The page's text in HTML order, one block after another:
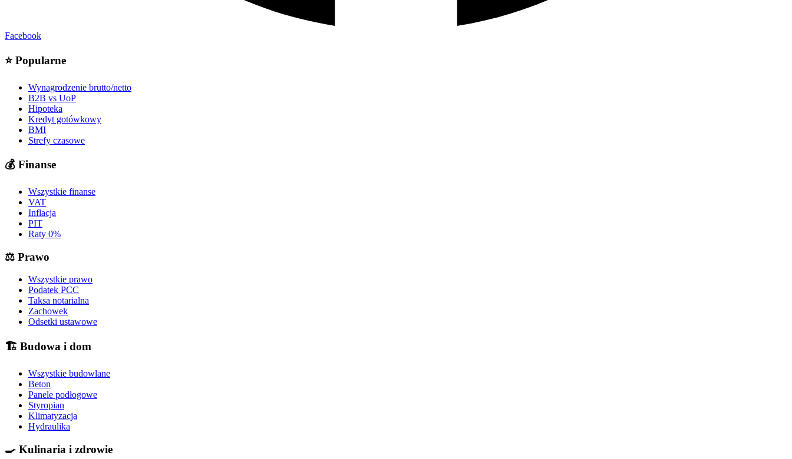
Facebook
⭐ Popularne
Wynagrodzenie brutto/netto
B2B vs UoP
Hipoteka
Kredyt gotówkowy
BMI
Strefy czasowe
💰 Finanse
Wszystkie finanse
VAT
Inflacja
PIT
Raty 0%
⚖️ Prawo
Wszystkie prawo
Podatek PCC
Taksa notarialna
Zachowek
Odsetki ustawowe
🏗️ Budowa i dom
Wszystkie budowlane
Beton
Panele podłogowe
Styropian
Klimatyzacja
Hydraulika
🍳 Kulinaria i zdrowie